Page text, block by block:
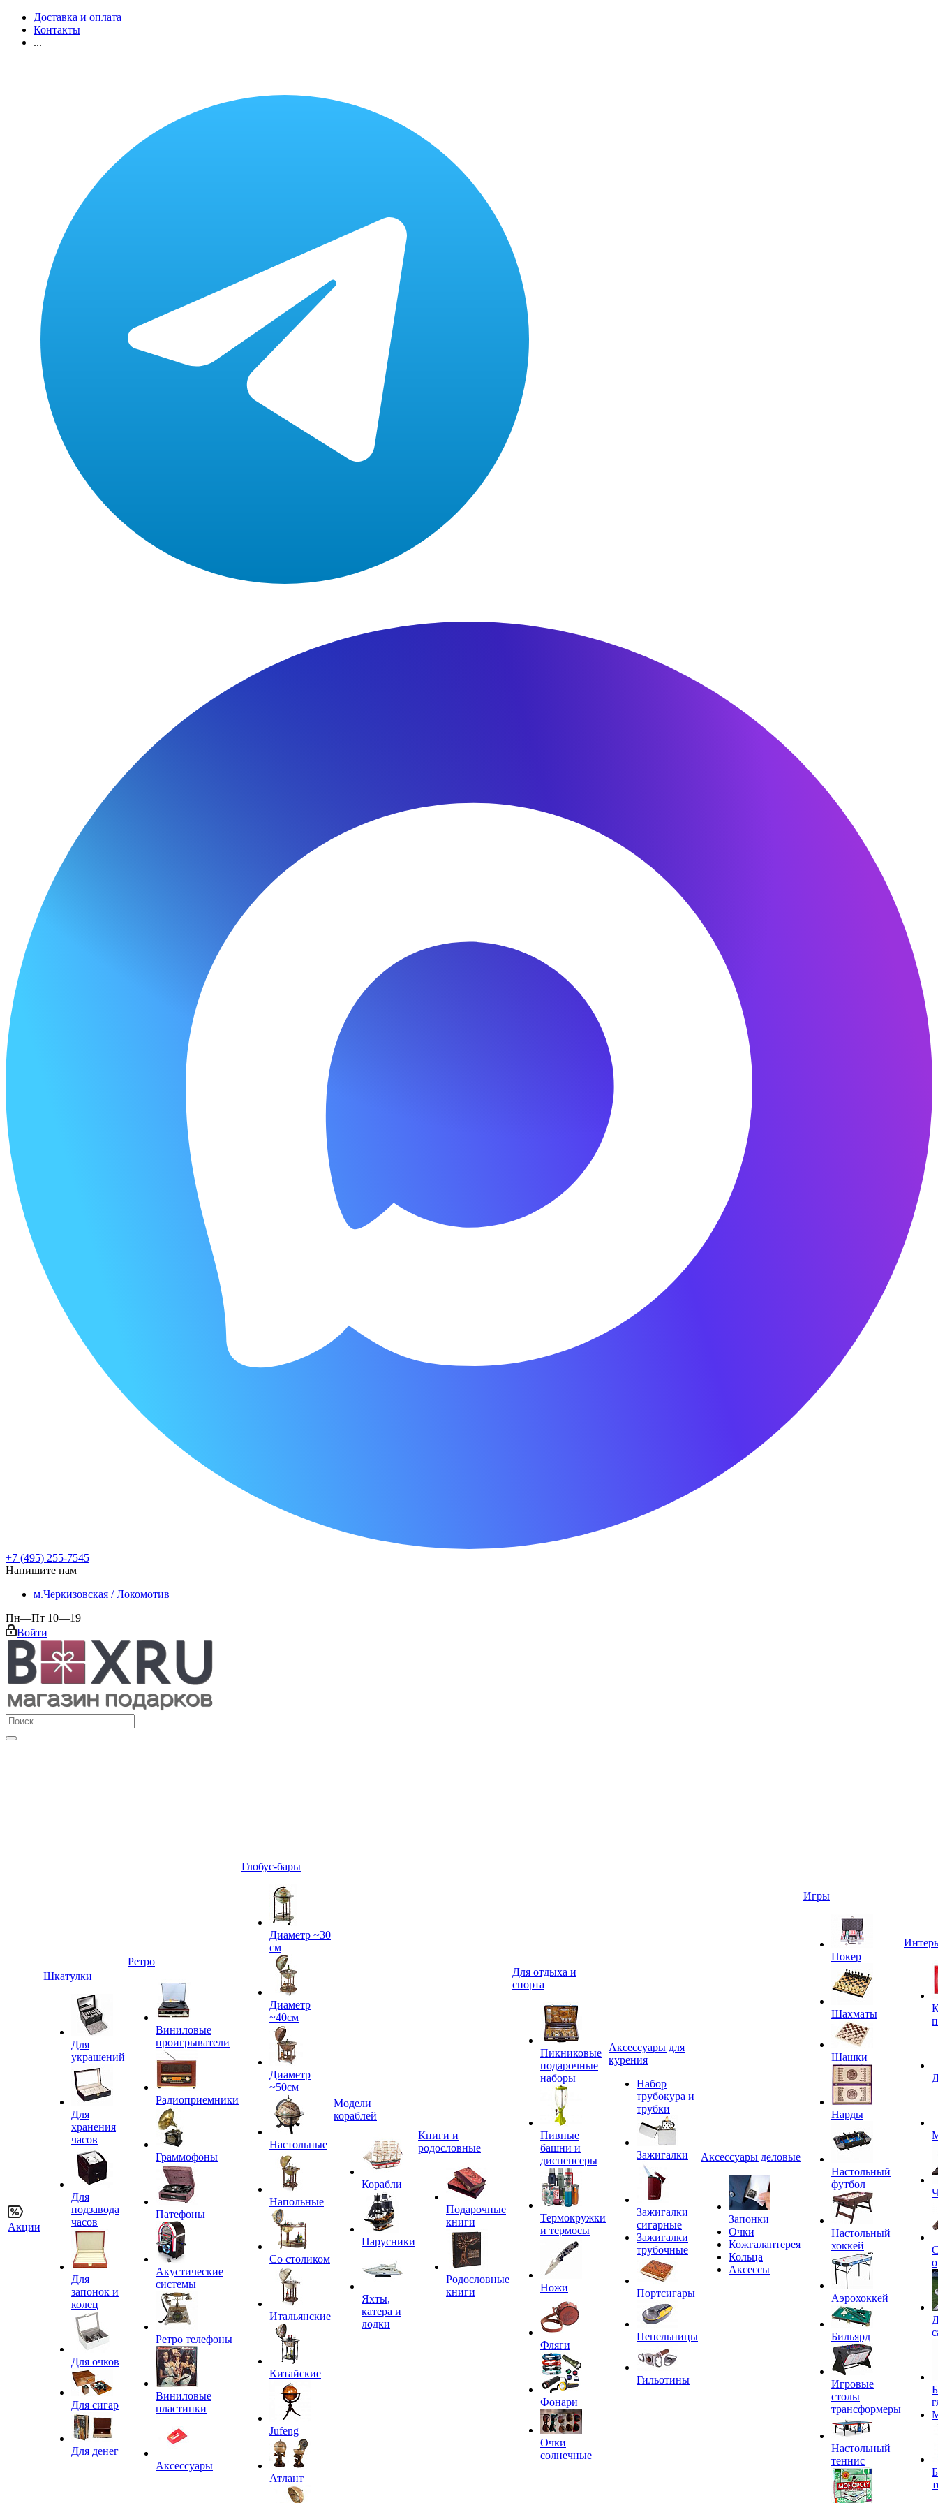
Доставка и оплата
Контакты
...
+7 (495) 255-7545
Напишите нам
м.Черкизовская / Локомотив
Пн—Пт 10—19
Войти
Акции
Шкатулки
Для
украшений
Для
хранения
часов
Для
подзавода
часов
Для
запонок и
колец
Для очков
Для сигар
Для денег
Ретро
Виниловые
проигрыватели
Радиоприемники
Граммофоны
Патефоны
Акустические
системы
Ретро телефоны
Виниловые
пластинки
Аксессуары
Глобус-бары
Диаметр ~30
см
Диаметр
~40см
Диаметр
~50см
Настольные
Напольные
Со столиком
Итальянские
Китайские
Jufeng
Атлант
Модели
кораблей
Корабли
Парусники
Яхты,
катера и
лодки
Книги и
родословные
Подарочные
книги
Родословные
книги
Для отдыха и
спорта
Пикниковые
подарочные
наборы
Пивные
башни и
диспенсеры
Термокружки
и термосы
Ножи
Фляги
Фонари
Очки
солнечные
Аксессуары для
курения
Набор
трубокура и
трубки
Зажигалки
Зажигалки
сигарные
Зажигалки
трубочные
Портсигары
Пепельницы
Гильотины
Аксессуары деловые
Запонки
Очки
Кожгалантерея
Кольца
Аксессы
Игры
Покер
Шахматы
Шашки
Нарды
Настольный
футбол
Настольный
хоккей
Аэрохоккей
Бильярд
Игровые
столы
трансформеры
Настольный
теннис